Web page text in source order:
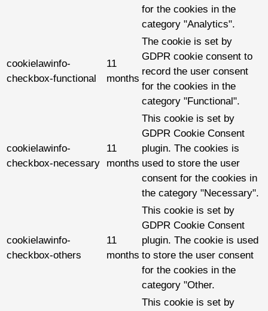
for the cookies in the
category "Analytics".
cookielawinfo-
checkbox-functional
11
months
The cookie is set by
GDPR cookie consent to
record the user consent
for the cookies in the
category "Functional".
cookielawinfo-
checkbox-necessary
11
months
This cookie is set by
GDPR Cookie Consent
plugin. The cookies is
used to store the user
consent for the cookies in
the category "Necessary".
cookielawinfo-
checkbox-others
11
months
This cookie is set by
GDPR Cookie Consent
plugin. The cookie is used
to store the user consent
for the cookies in the
category "Other.
This cookie is set by